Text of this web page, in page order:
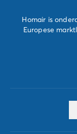
Homair is
Europese